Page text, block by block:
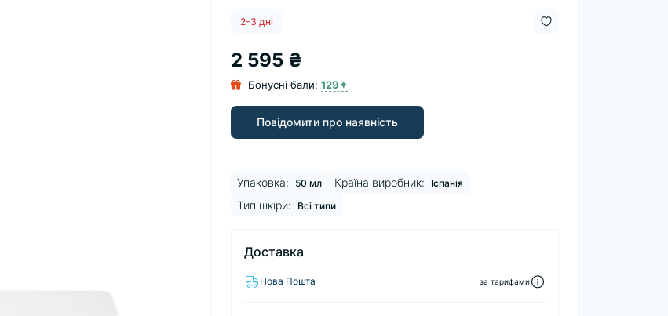
2-3 дні
2 595 ₴
Бонусні бали: 129✦
Повідомити про наявність
Упаковка: 50 мл Країна виробник: Іспанія
Тип шкіри: Всі типи
Доставка
Нова Пошта за тарифами